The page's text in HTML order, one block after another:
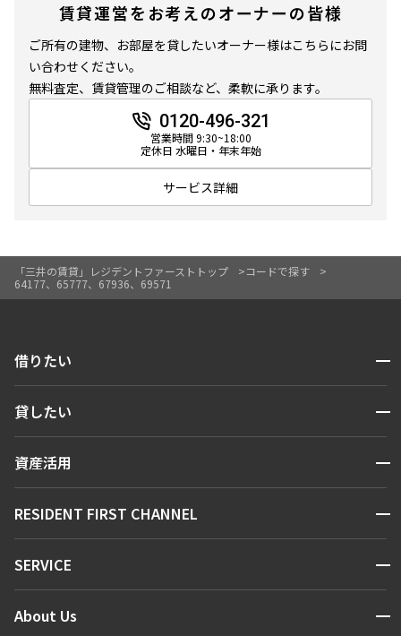
「三井の賃貸」レジデントファーストトップ
コードで探す
64177、65777、67936、69571
指定なし
1分以内
3分以内
5分以内
10分以内
専任物件
申込無し物件のみ表示
入居可能日
より詳細な絞り込み
できます
設定する
賃貸運営をお考えのオーナーの皆様
ご所有の建物、お部屋を貸したいオーナー様はこちらにお問
い合わせください。
無料査定、賃貸管理のご相談など、柔軟に承ります。
0120-496-321
営業時間 9:30~18:00
定休日 水曜日・年末年始
サービス詳細
借りたい 開閉
人気エリアから探す
新着情報から探す
新着募集情報
貸したい 開閉
お問い合わせ
資産活用 開閉
お問い合わせ
RESIDENT FIRST CHANNEL 開閉
マンションレポート
住まいのコラム
SERVICE 開閉
会員ページ
About Us 開閉